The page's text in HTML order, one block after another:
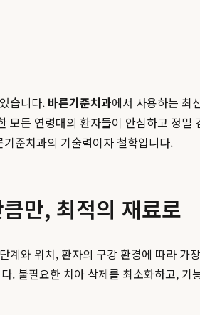
습니다. 바른기준치과에서 사용하는 최
든 연령대의 환자들이 안심하고 정
준치과의 기술력이자 철학입니다.
만, 최적의 재료로
와 위치, 환자의 구강 환경에 따라 가
. 불필요한 치아 삭제를 최소화하고,